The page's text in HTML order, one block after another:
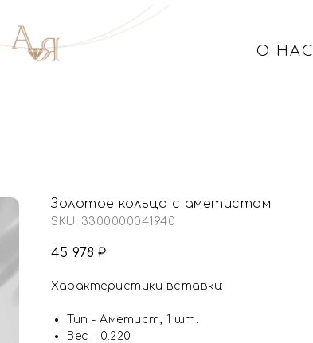
О НАС
Золотое кольцо с аметистом
SKU: 3300000041940
45 978 ₽
Характеристики вставки:
Тип - Аметист, 1 шт.
Вес - 0.220